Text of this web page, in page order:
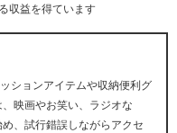
収益を得ています
ションアイテムや収納便利グ
映画やお笑い、ラジオな
、試行錯誤しながらアクセ